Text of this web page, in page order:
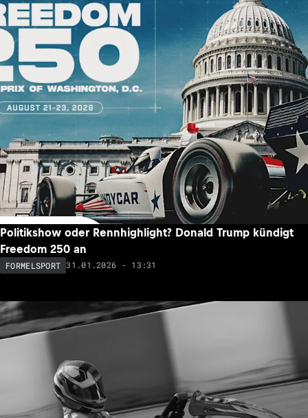
Politikshow oder Rennhighlight? Donald Trump kündigt
Freedom 250 an
FORMELSPORT 31.01.2026 - 13:31